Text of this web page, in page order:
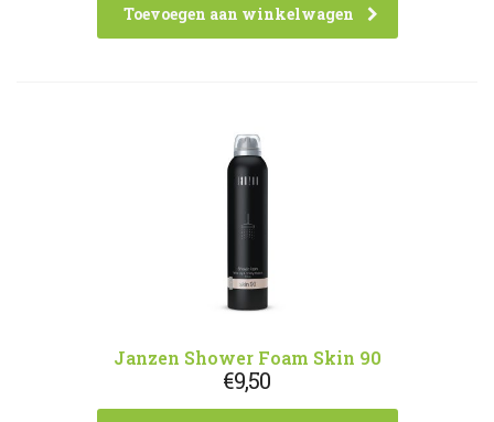
Toevoegen aan winkelwagen
Janzen Shower Foam Skin 90
€9,50